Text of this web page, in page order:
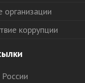
коррупции